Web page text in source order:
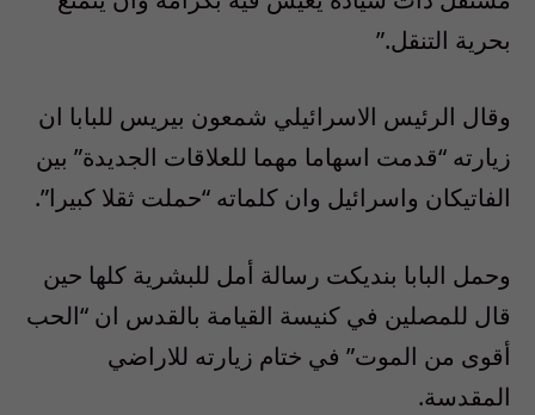
بحرية التنقل.”
وقال الرئيس الاسرائيلي شمعون بيريس للبابا ان
زيارته “قدمت اسهاما مهما للعلاقات الجديدة” بين
الفاتيكان واسرائيل وان كلماته “حملت ثقلا كبيرا”.
وحمل البابا بنديكت رسالة أمل للبشرية كلها حين
قال للمصلين في كنيسة القيامة بالقدس ان “الحب
أقوى من الموت” في ختام زيارته للاراضي
المقدسة.